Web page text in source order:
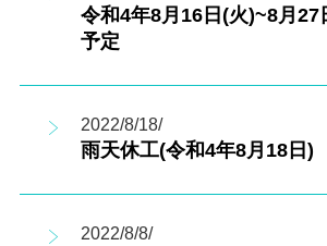
令和4年8月16日(火)~8月27
予定
2022/8/18/
雨天休工(令和4年8月18日)
2022/8/8/